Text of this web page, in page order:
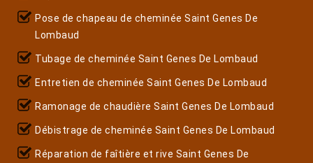
Pose de chapeau de cheminée Saint Genes De
Lombaud
Tubage de cheminée Saint Genes De Lombaud
Entretien de cheminée Saint Genes De Lombaud
Ramonage de chaudière Saint Genes De Lombaud
Débistrage de cheminée Saint Genes De Lombaud
Réparation de faîtière et rive Saint Genes De